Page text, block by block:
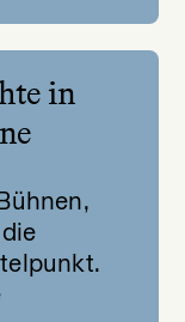
in